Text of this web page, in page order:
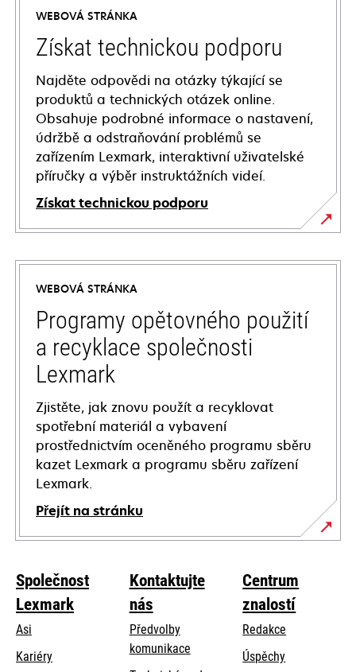
WEBOVÁ STRÁNKA
Získat technickou podporu
Najděte odpovědi na otázky týkající se
produktů a technických otázek online.
Obsahuje podrobné informace o nastavení,
údržbě a odstraňování problémů se
zařízením Lexmark, interaktivní uživatelské
příručky a výběr instruktážních videí.
Získat technickou podporu
opens
in
new
tab
WEBOVÁ STRÁNKA
Programy opětovného použití
a recyklace společnosti
Lexmark
Zjistěte, jak znovu použít a recyklovat
spotřební materiál a vybavení
prostřednictvím oceněného programu sběru
kazet Lexmark a programu sběru zařízení
Lexmark.
Přejít na stránku
Společnost
Lexmark
Asi
Kariéry
Kontaktujte
nás
Předvolby
komunikace
Centrum
znalostí
Redakce
Úspěchy